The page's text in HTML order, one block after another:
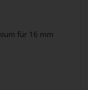
für 16 mm